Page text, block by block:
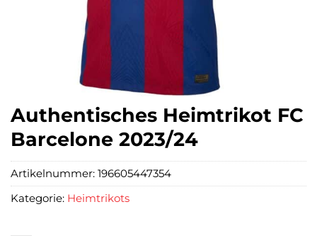
Authentisches Heimtrikot FC
Barcelone 2023/24
Artikelnummer: 196605447354
Kategorie: Heimtrikots